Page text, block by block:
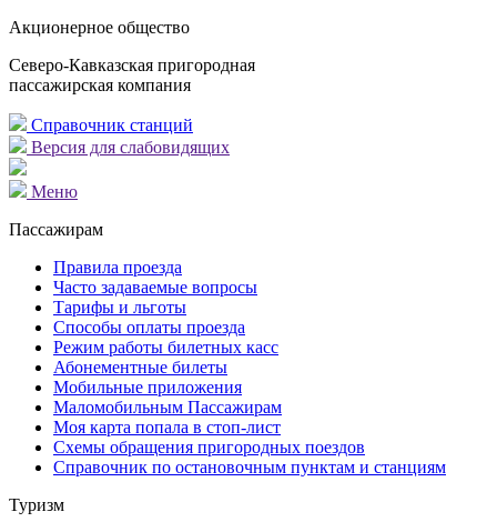
Акционерное общество
Северо-Кавказская пригородная
пассажирская компания
Справочник станций
Версия для слабовидящих
Меню
Пассажирам
Правила проезда
Часто задаваемые вопросы
Тарифы и льготы
Способы оплаты проезда
Режим работы билетных касс
Абонементные билеты
Мобильные приложения
Маломобильным Пассажирам
Моя карта попала в стоп-лист
Cхемы обращения пригородных поездов
Справочник по остановочным пунктам и станциям
Туризм